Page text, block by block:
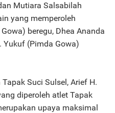
Mutiara Salsabilah
yang memperoleh
beregu, Dhea Ananda
Yukuf (Pimda Gowa)
Suci Sulsel, Arief H.
diperoleh atlet Tapak
upaya maksimal